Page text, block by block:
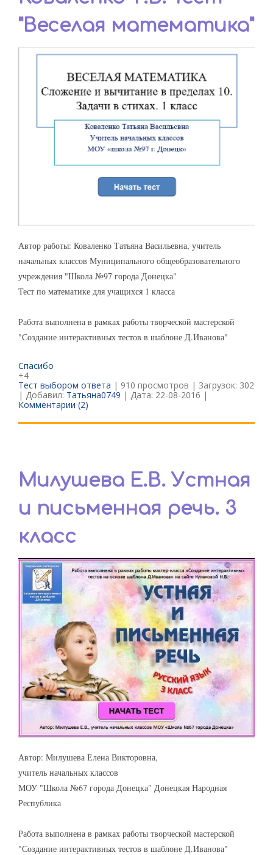
"Веселая математика"
Автор работы: Коваленко Татьяна Васильевна, учитель
начальных классов Муниципального общеобразовательного
учреждения "Школа №97 города Донецка"
Тест по математике для учащихся 1 класса
Работа выполнена в рамках работы творческой мастерской
"Создание интерактивных тестов в шаблоне Д.Иванова"
Спасибо
+4
Тест выбором ответа | 910 просмотров | Загрузок: 302
| Добавил: Татьяна0749 | Дата: 22-08-2016 |
Комментарии (2)
Милушева Е.В. Устная
и письменная речь. 3
класс
Автор: Милушева Елена Викторовна,
учитель начальных классов
МОУ "Школа №67 города Донецка" Донецкая Народная
Республика
Работа выполнена в рамках работы творческой мастерской
"Создание интерактивных тестов в шаблоне Д.Иванова"